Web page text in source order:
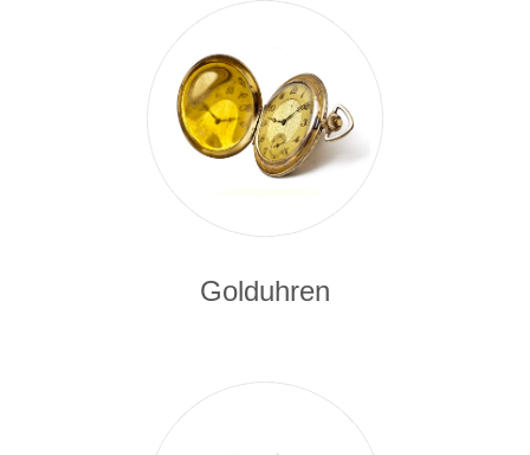
Golduhren